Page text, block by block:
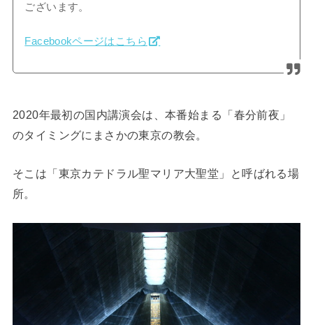
ございます。
Facebookページはこちら
2020年最初の国内講演会は、本番始まる「春分前夜」
のタイミングにまさかの東京の教会。
そこは「東京カテドラル聖マリア大聖堂」と呼ばれる場
所。